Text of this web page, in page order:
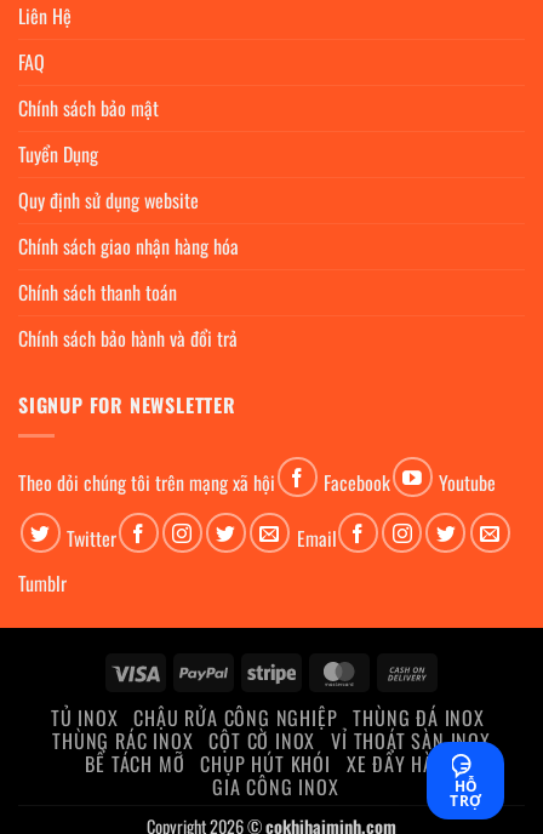
Liên Hệ
FAQ
Chính sách bảo mật
Tuyển Dụng
Quy định sử dụng website
Chính sách giao nhận hàng hóa
Chính sách thanh toán
Chính sách bảo hành và đổi trả
SIGNUP FOR NEWSLETTER
Theo dỏi chúng tôi trên mạng xã hội Facebook
Youtube
Twitter
Email
Tumblr
Visa PayPal Stripe MasterCard
Delivery
TỦ INOX CHẬU RỬA CÔNG NGHIỆP THÙNG ĐÁ INOX
THÙNG RÁC INOX CỘT CỜ INOX VỈ THOÁT SÀN INOX
BỂ TÁCH MỠ CHỤP HÚT KHÓI XE ĐẨY HÀNG
GIA CÔNG INOX
Copyright 2026 ©cokhihaiminh.com
HỖ
TRỢ